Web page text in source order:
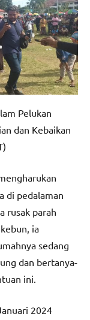
Pelukan
dan Kebaikan
di pedalaman
rusak parah
ia
sedang
dan bertanya-
ini.
2024